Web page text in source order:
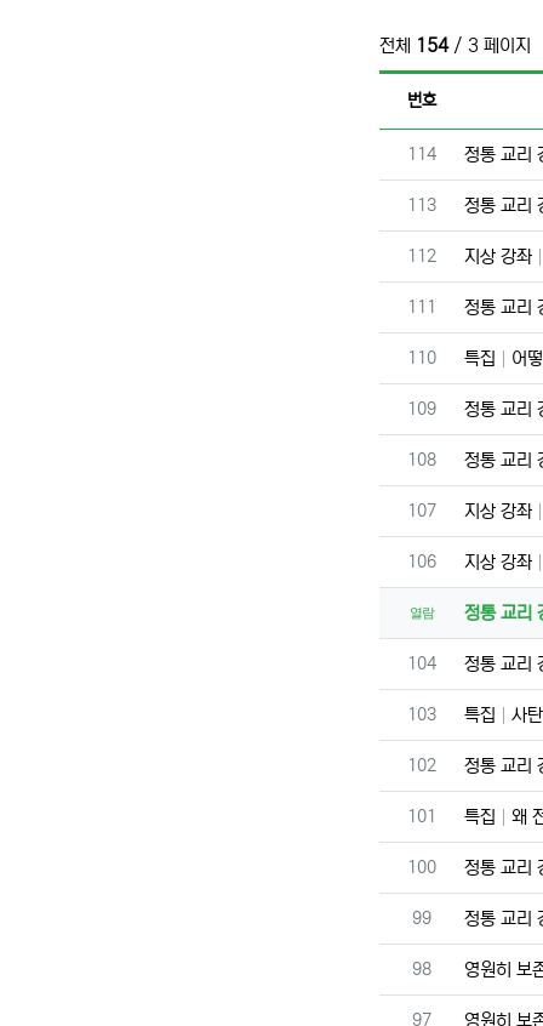
전체 154/ 3 페이지
번호
번호
114 정통 교리
번호
113 정통 교리
번호
112 지상 강좌
번호
111 정통 교리
번호
110 특집 어
번호
109 정통 교리
번호
108 정통 교리
번호
107 지상 강좌
번호
106 지상 강좌
열람 정통 교리
번호
104 정통 교리
번호
103 특집 사
번호
102 정통 교리
번호
101 특집 왜
번호
100 정통 교리
번호
99 정통 교리
번호
98 영원히 보
번호
97 영원히 보